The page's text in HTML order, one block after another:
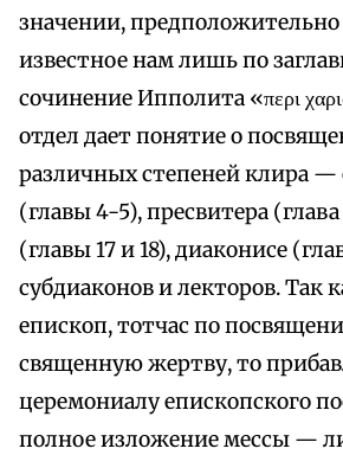
значении,
известное нам лишь по
сочинение Ипполита «περι
отдел дает понятие о
различных степеней клира —
(главы 4-5), пресвитера
(главы 17 и 18), диаконисе
субдиаконов и лекторов. Так
епископ, тотчас по
священную жертву, то
церемониалу епископского
полное изложение мессы —